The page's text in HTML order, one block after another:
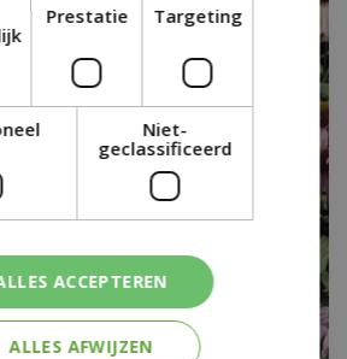
Prestatie Targeting
Niet-
geclassificeerd
ACCEPTEREN
ALLES AFWIJZEN